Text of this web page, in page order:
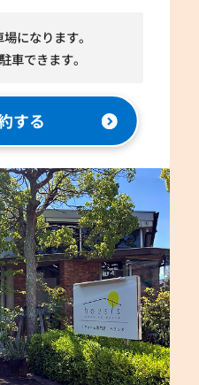
になります。
車できます。
する